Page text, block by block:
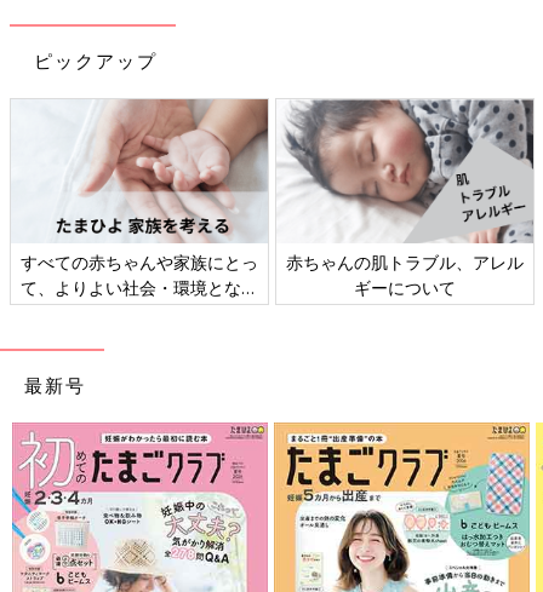
ピックアップ
すべての赤ちゃんや家族にとっ
て、よりよい社会・環境となる
赤ちゃんの肌トラブル、アレル
ギーについて
最新号